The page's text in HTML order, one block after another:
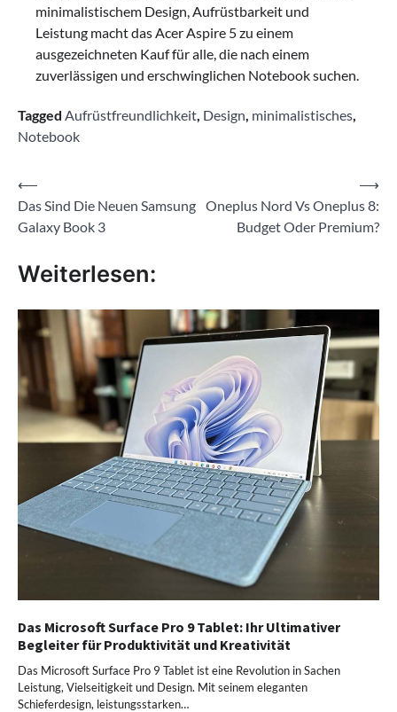
minimalistischem Design, Aufrüstbarkeit und
Leistung macht das Acer Aspire 5 zu einem
ausgezeichneten Kauf für alle, die nach einem
zuverlässigen und erschwinglichen Notebook suchen.
Tagged Aufrüstfreundlichkeit, Design, minimalistisches,
Notebook
Beitragsnavigation
⟵
Das Sind Die Neuen Samsung
Galaxy Book 3
Oneplus Nord Vs Oneplus 8:
Budget Oder Premium?
⟶
Weiterlesen:
Das Microsoft Surface Pro 9 Tablet: Ihr Ultimativer
Begleiter für Produktivität und Kreativität
Das Microsoft Surface Pro 9 Tablet ist eine Revolution in Sachen
Leistung, Vielseitigkeit und Design. Mit seinem eleganten
Schieferdesign, leistungsstarken…